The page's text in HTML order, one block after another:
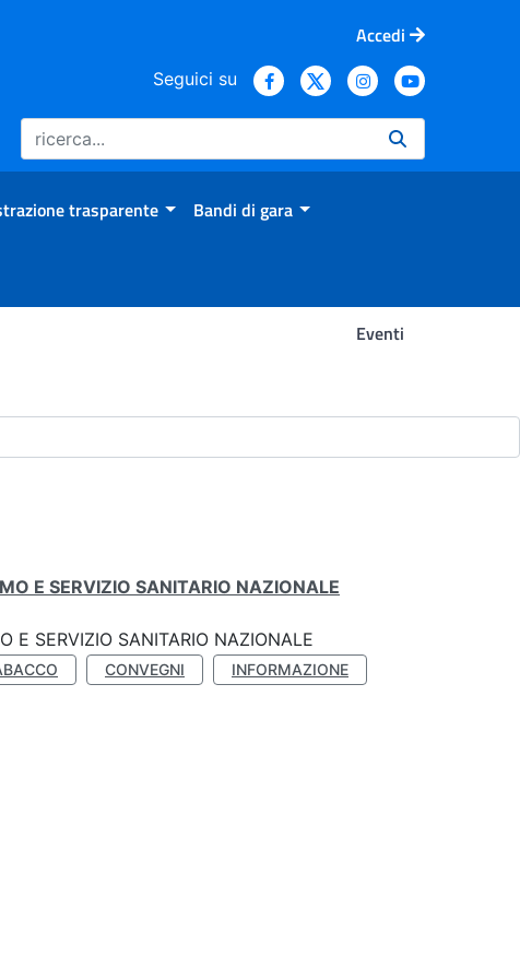
Accedi
Seguici su
trasparente Bandi di gara
Eventi
E SERVIZIO SANITARIO NAZIONALE
E SERVIZIO SANITARIO NAZIONALE
CONVEGNI
INFORMAZIONE